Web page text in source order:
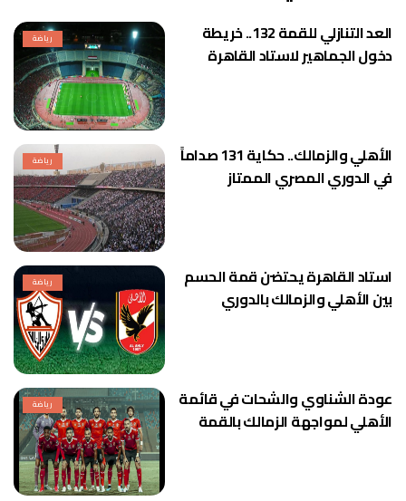
رياضة
العد التنازلي للقمة 132.. خريطة
دخول الجماهير لاستاد القاهرة
رياضة
الأهلي والزمالك.. حكاية 131 صداماً
في الدوري المصري الممتاز
رياضة
استاد القاهرة يحتضن قمة الحسم
بين الأهلي والزمالك بالدوري
رياضة
عودة الشناوي والشحات في قائمة
الأهلي لمواجهة الزمالك بالقمة